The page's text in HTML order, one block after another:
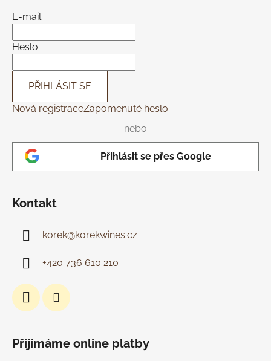
p
r
v
v
ý
p
i
s
E-mail
Heslo
PŘIHLÁSIT SE
Nová registraceZapomenuté heslo
nebo
Přihlásit se přes Google
Kontakt
korek@korekwines.cz
+420 736 610 210
Přijímáme online platby